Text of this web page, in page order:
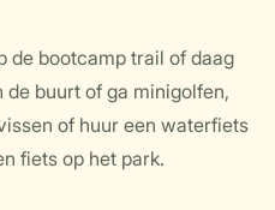
de bootcamp trail of daag
buurt of ga minigolfen,
of huur een waterfiets
fiets op het park.